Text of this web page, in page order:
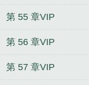
第 55 章VIP
第 56 章VIP
第 57 章VIP